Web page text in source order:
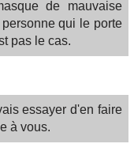
de mauvaise
qui le porte
pas le cas.
essayer d'en faire
à vous.